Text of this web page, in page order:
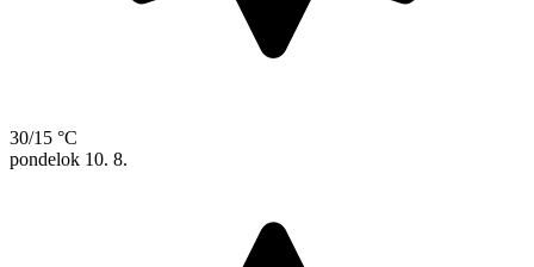
30/15 °C
pondelok 10. 8.